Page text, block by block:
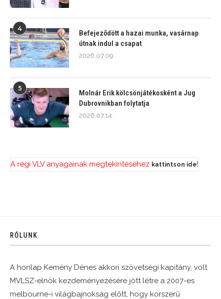
4
Befejeződött a hazai munka, vasárnap
útnak indul a csapat
2026.07.09.
5
Molnár Erik kölcsönjátékosként a Jug
Dubrovnikban folytatja
2026.07.14.
A régi VLV anyagainak megtekintéséhez kattintson ide!
RÓLUNK
A honlap Kemény Dénes akkori szövetségi kapitány, volt
MVLSZ-elnök kezdeményezésére jött létre a 2007-es
melbourne-i világbajnokság előtt, hogy korszerű